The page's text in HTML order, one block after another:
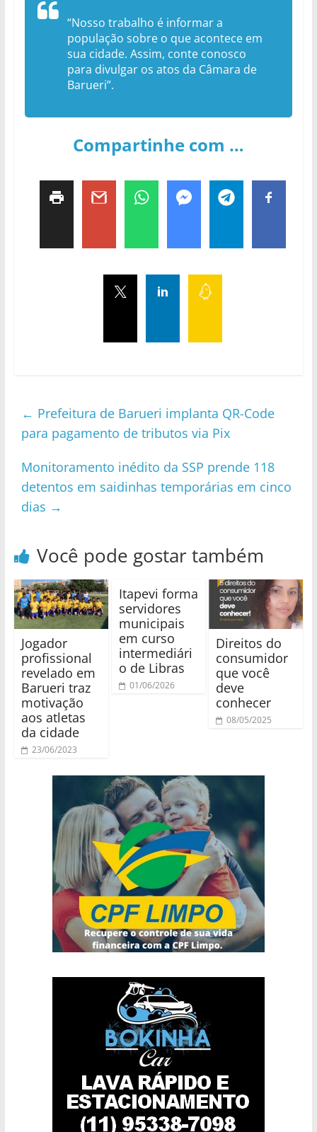
“Nosso trabalho é informar a
população sobre o que acontece em
sua cidade. Assim, conte conosco
para divulgar os atos da Câmara de
Barueri”.
Compartinhe com …
← Prefeitura de Barueri implanta QR-Code
para pagamento de tributos via Pix
Monitoramento inédito da SSP prende 118
detentos em saidinhas temporárias em cinco
dias →
Você pode gostar também
Jogador
profissional
revelado em
Barueri traz
motivação
aos atletas
da cidade
23/06/2023
Itapevi forma
servidores
municipais
em curso
intermediári
o de Libras
01/06/2026
Direitos do
consumidor
que você
deve
conhecer
08/05/2025